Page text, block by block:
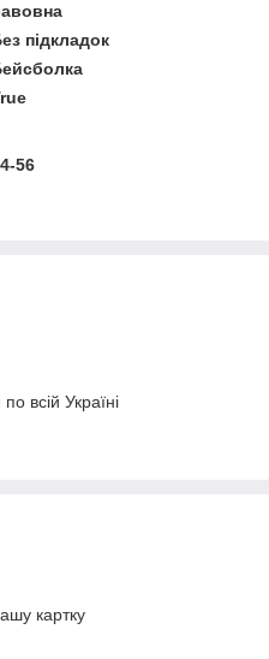
підкладок
56
всій Україні
картку